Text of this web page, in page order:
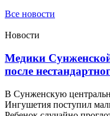
Все новости
Новости
Медики
после
В Сунженскую
Ингушетия поступил